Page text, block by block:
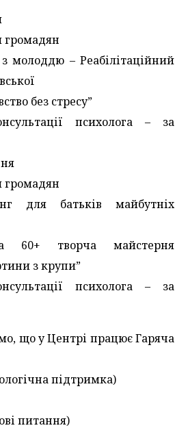
громадян
з молоддю – Реабілітаційний
без стресу”
психолога – за
громадян
для батьків майбутніх
60+ творча майстерня
з крупи”
психолога – за
що у Центрі працює Гаряча
підтримка)
питання)